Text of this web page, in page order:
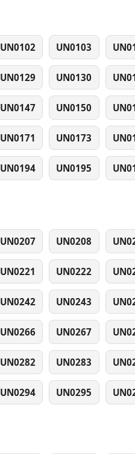
UN0102 UN0103
UN0129 UN0130
UN0147 UN0150
UN0171 UN0173
UN0194 UN0195
UN0207 UN0208
UN0221 UN0222
UN0242 UN0243
UN0266 UN0267
UN0282 UN0283
UN0294 UN0295